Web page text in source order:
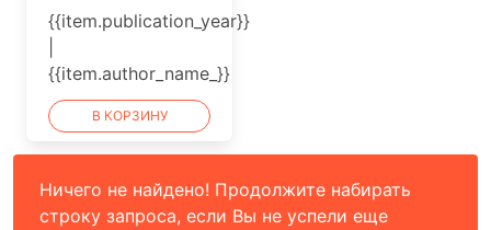
{{item.publication_year}}
{{item.author_name_}}
В КОРЗИНУ
Ничего не найдено! Продолжите набирать
строку запроса, если Вы не успели еще